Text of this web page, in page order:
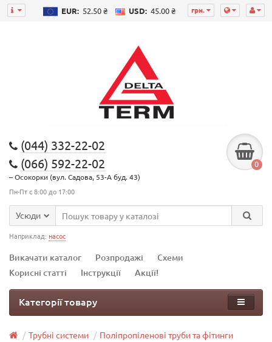
грн.
EUR: 52.50 ₴ USD: 45.00 ₴
(044) 332-22-02
(066) 592-22-02
– Осокорки (вул. Садова, 53-А буд. 43)
Пн-Пт с 8:00 до 17:00
0
Усюди
Наприклад: насос
Викачати каталог Розпродажі
Схеми
Корисні статті
Інструкції Акції!
Категорії товару
Трубні системи
Поліпропіленові труби та фітинги